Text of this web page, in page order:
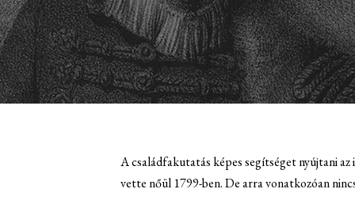
A családfakutatás képes segítséget nyújtani
vette nőül 1799-ben. De arra vonatkozóan